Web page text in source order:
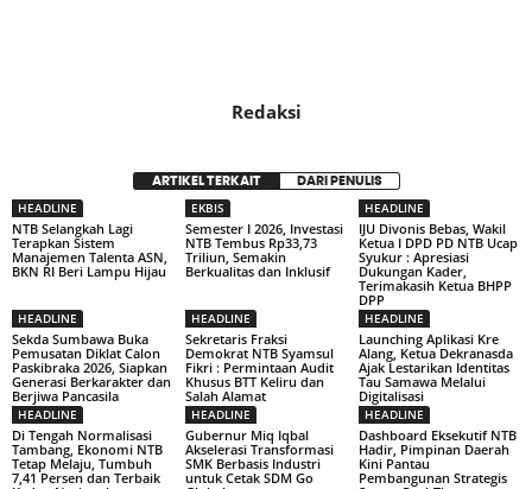
Redaksi
ARTIKEL TERKAIT DARI PENULIS
HEADLINE
NTB Selangkah Lagi
Terapkan Sistem
Manajemen Talenta ASN,
BKN RI Beri Lampu Hijau
EKBIS
Semester I 2026, Investasi
NTB Tembus Rp33,73
Triliun, Semakin
Berkualitas dan Inklusif
HEADLINE
IJU Divonis Bebas, Wakil
Ketua I DPD PD NTB Ucap
Syukur : Apresiasi
Dukungan Kader,
Terimakasih Ketua BHPP
DPP
HEADLINE
Sekda Sumbawa Buka
Pemusatan Diklat Calon
Paskibraka 2026, Siapkan
Generasi Berkarakter dan
Berjiwa Pancasila
HEADLINE
Sekretaris Fraksi
Demokrat NTB Syamsul
Fikri : Permintaan Audit
Khusus BTT Keliru dan
Salah Alamat
HEADLINE
Launching Aplikasi Kre
Alang, Ketua Dekranasda
Ajak Lestarikan Identitas
Tau Samawa Melalui
Digitalisasi
HEADLINE
Di Tengah Normalisasi
Tambang, Ekonomi NTB
Tetap Melaju, Tumbuh
7,41 Persen dan Terbaik
HEADLINE
Gubernur Miq Iqbal
Akselerasi Transformasi
SMK Berbasis Industri
untuk Cetak SDM Go
HEADLINE
Dashboard Eksekutif NTB
Hadir, Pimpinan Daerah
Kini Pantau
Pembangunan Strategis